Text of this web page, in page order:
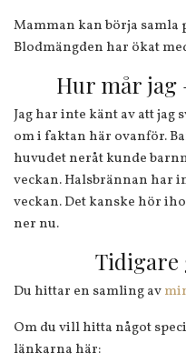
Mamman kan börja samla
Blodmängden har ökat
Hur mår jag
Jag har inte känt av att jag
om i faktan här ovanför.
huvudet neråt kunde
veckan. Halsbrännan har
veckan. Det kanske hör
ner nu.
Du hittar en samling av
Om du vill hitta något
länkarna här: